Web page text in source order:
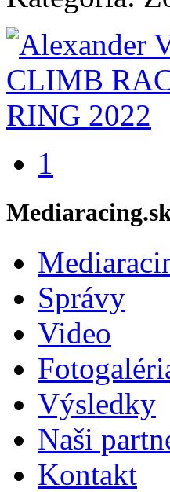
1
Správy
Video
Výsledky
Naši
Kontakt